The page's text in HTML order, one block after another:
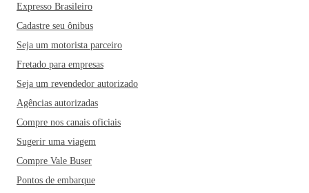
Expresso Brasileiro
Cadastre seu ônibus
Seja um motorista parceiro
Fretado para empresas
Seja um revendedor autorizado
Agências autorizadas
Compre nos canais oficiais
Sugerir uma viagem
Compre Vale Buser
Pontos de embarque